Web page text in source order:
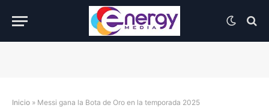
Inicio » Messi gana la Bota de Oro en la temporada 2025